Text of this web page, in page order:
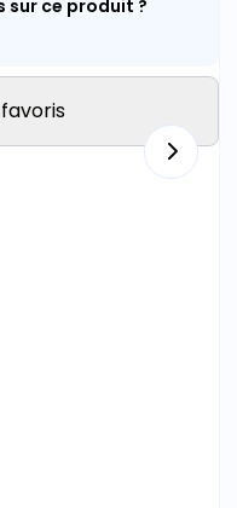
sur ce produit ?